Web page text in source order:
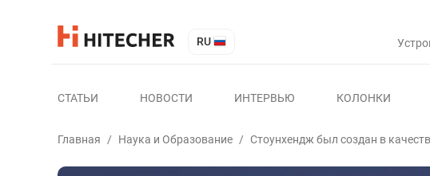
RU
СТАТЬИ НОВОСТИ ИНТЕРВЬЮ КОЛОНКИ
Главная / Наука и Образование / Стоунхендж был создан в